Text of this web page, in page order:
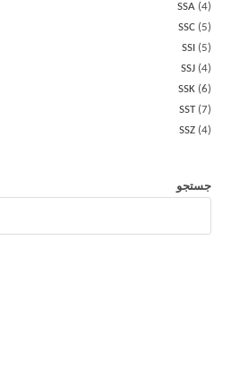
SSA 4
SSC
5
SSI
5
SSJ 4
SSK 6
SST 7
SSZ 4
جستجو